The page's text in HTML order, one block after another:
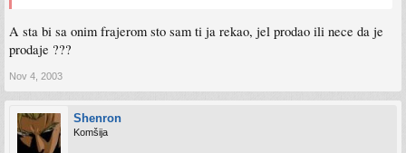
A sta bi sa onim frajerom sto sam ti ja rekao, jel prodao ili nece da je
prodaje ???
Nov 4, 2003
Shenron
Komšija